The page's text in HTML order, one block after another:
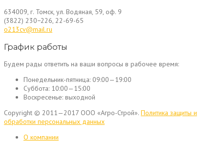
634009, г. Томск, ул. Водяная, 59, оф. 9
(3822) 230−226, 22-69-65
o213cv@mail.ru
График работы
Будем рады ответить на ваши вопросы в рабочее время:
Понедельник-пятница: 09:00—19:00
Суббота: 10:00—15:00
Воскресенье: выходной
Copyright © 2011—2017 ООО «Агро-Строй». Политика защиты и
обработки персональных данных
О компании